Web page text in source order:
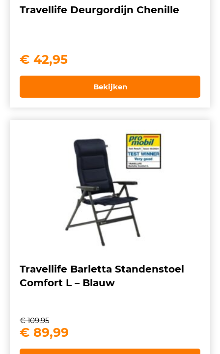
Travellife Deurgordijn Chenille
€ 42,95
Bekijken
Travellife Barletta Standenstoel
Comfort L – Blauw
€109,95
Oorspronkelijke
€ 89,99